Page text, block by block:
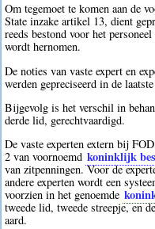
Om tegemoet te komen aan de
State inzake artikel 13, dient
reeds bestond voor het
wordt hernomen.
De noties van vaste expert en
werden gepreciseerd in de
Bijgevolg is het verschil in
derde lid, gerechtvaardigd.
De vaste experten extern bij
2 van voornoemd koninklijk
van zitpenningen. Voor de
andere experten wordt een
voorzien in het genoemde
tweede lid, tweede streepje, en
aard.